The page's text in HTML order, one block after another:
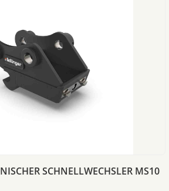
SCHNELLWECHSLER MS10